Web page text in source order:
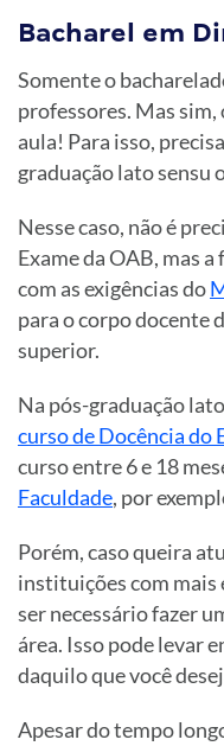
Bacharel em
Somente o
professores. Mas
aula! Para isso,
graduação lato sensu
Nesse caso, não é
Exame da OAB, mas
com as exigências do
para o corpo docente
superior.
Na pós-graduação
curso de Docência do
curso entre 6 e 18
Faculdade, por
Porém, caso queira
instituições com mais
ser necessário fazer
área. Isso pode levar
daquilo que você
Apesar do tempo